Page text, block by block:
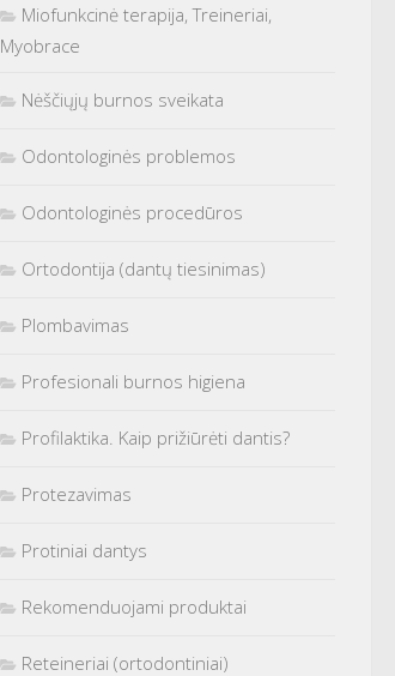
Miofunkcinė terapija, Treineriai,
Myobrace
Nėščiųjų burnos sveikata
Odontologinės problemos
Odontologinės procedūros
Ortodontija (dantų tiesinimas)
Plombavimas
Profesionali burnos higiena
Profilaktika. Kaip prižiūrėti dantis?
Protezavimas
Protiniai dantys
Rekomenduojami produktai
Reteineriai (ortodontiniai)